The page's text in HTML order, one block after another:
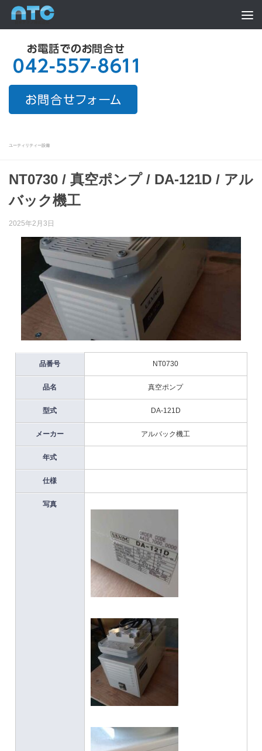
Skip to content
ユーティリティー設備
NT0730 / 真空ポンプ / DA-121D / アル
バック機工
2025年2月3日
品番号 NT0730
品名 真空ポンプ
型式 DA-121D
メーカー アルバック機工
年式
仕様
写真